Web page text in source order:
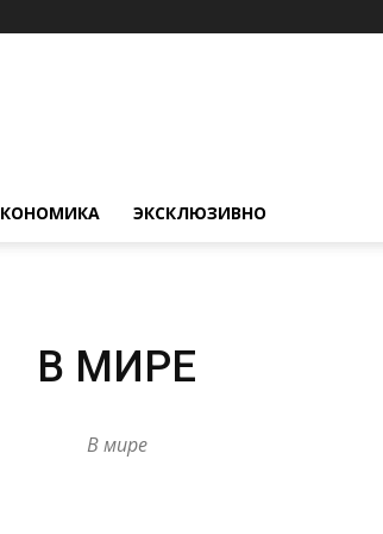
ЭКСКЛЮЗИВНО
В МИРЕ
В мире